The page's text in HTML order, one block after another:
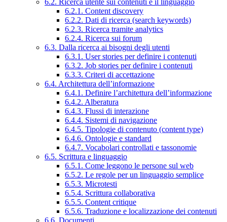
6.2. Ricerca utente sui contenuti e il linguaggio
6.2.1. Content discovery
6.2.2. Dati di ricerca (search keywords)
6.2.3. Ricerca tramite analytics
6.2.4. Ricerca sui forum
6.3. Dalla ricerca ai bisogni degli utenti
6.3.1. User stories per definire i contenuti
6.3.2. Job stories per definire i contenuti
6.3.3. Criteri di accettazione
6.4. Architettura dell’informazione
6.4.1. Definire l’architettura dell’informazione
6.4.2. Alberatura
6.4.3. Flussi di interazione
6.4.4. Sistemi di navigazione
6.4.5. Tipologie di contenuto (content type)
6.4.6. Ontologie e standard
6.4.7. Vocabolari controllati e tassonomie
6.5. Scrittura e linguaggio
6.5.1. Come leggono le persone sul web
6.5.2. Le regole per un linguaggio semplice
6.5.3. Microtesti
6.5.4. Scrittura collaborativa
6.5.5. Content critique
6.5.6. Traduzione e localizzazione dei contenuti
6.6. Documenti